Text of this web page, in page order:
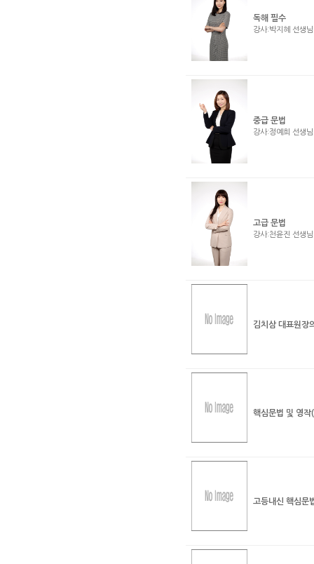
독해 필수
강사:박지혜 선생
중급 문법
강사:정예희 선생
고급 문법
강사:천윤진 선생
김치삼 대표원장
핵심문법 및 영작
고등내신 핵심문